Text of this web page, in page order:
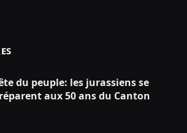
du peuple: les jurassiens se
aux 50 ans du Canton